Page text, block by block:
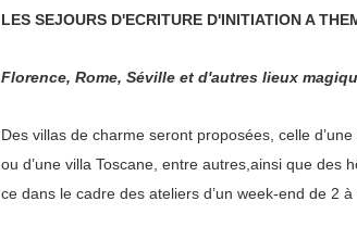
LES SEJOURS D'ECRITURE D'INITIATION A
Florence, Rome, Séville et d'autres lieux
Des villas de charme seront proposées, celle
ou d’une villa Toscane, entre autres,ainsi que des
ce dans le cadre des ateliers d’un week-end de 2 à